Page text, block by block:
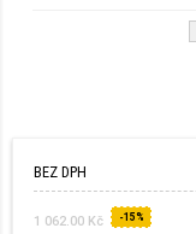
BEZ DPH
1 062.00 Kč -15%